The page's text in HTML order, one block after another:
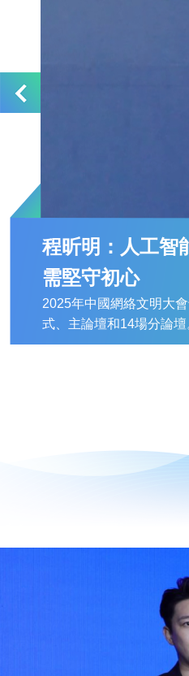
程昕明：人工智
需堅守初心
2025年中國網絡文明大
式、主論壇和14場分論
振 共繪網絡公益新圖景”